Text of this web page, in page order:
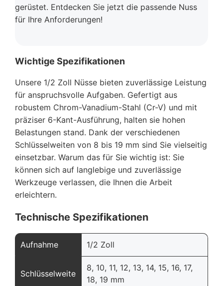
gerüstet. Entdecken Sie jetzt die passende Nuss
für Ihre Anforderungen!
Wichtige Spezifikationen
Unsere 1/2 Zoll Nüsse bieten zuverlässige Leistung
für anspruchsvolle Aufgaben. Gefertigt aus
robustem Chrom-Vanadium-Stahl (Cr-V) und mit
präziser 6-Kant-Ausführung, halten sie hohen
Belastungen stand. Dank der verschiedenen
Schlüsselweiten von 8 bis 19 mm sind Sie vielseitig
einsetzbar. Warum das für Sie wichtig ist: Sie
können sich auf langlebige und zuverlässige
Werkzeuge verlassen, die Ihnen die Arbeit
erleichtern.
Technische Spezifikationen
Aufnahme 1/2 Zoll
Schlüsselweite
8, 10, 11, 12, 13, 14, 15, 16, 17,
18, 19 mm